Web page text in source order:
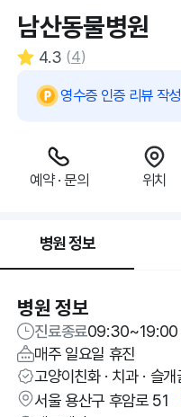
남산동물병원
4.3 (4)
영수증 인증 리뷰 작
예약 · 문의 위치
병원 정보
병원 정보
진료종료09:30~19:00
매주 일요일 휴진
고양이친화 · 치과 · 슬
서울 용산구 후암로 51